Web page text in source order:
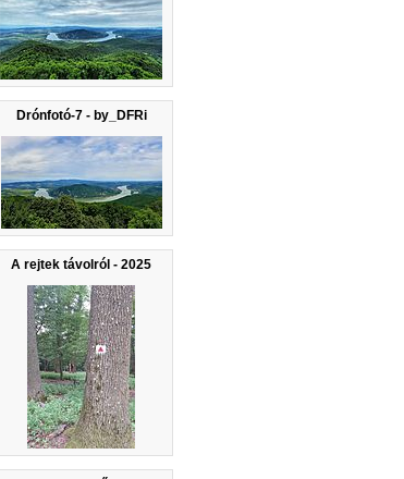
Drónfotó-7 - by_DFRi
A rejtek távolról - 2025